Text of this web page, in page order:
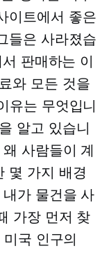
이트에서 좋은
들은 사라졌습
판매하는 이
와 모든 것을
유는 무엇입니
알고 있습니
사람들이 계
몇 가지 배경
가 물건을 사
가장 먼저 찾
국 인구의